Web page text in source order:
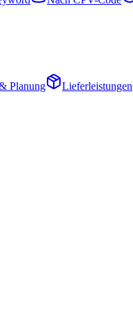
Planung
Lieferleistungen